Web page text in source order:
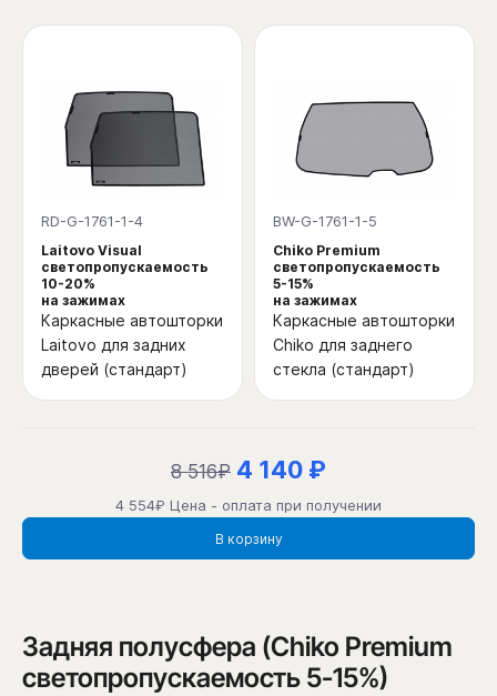
RD-G-1761-1-4
Laitovo Visual
светопропускаемость
10-20%
на зажимах
Каркасные автошторки
Laitovo для задних
дверей (стандарт)
BW-G-1761-1-5
Chiko Premium
светопропускаемость
5-15%
на зажимах
Каркасные автошторки
Chiko для заднего
стекла (стандарт)
8 516₽ 4 140 ₽
4 554₽ Цена - оплата при получении
В корзину
Задняя полусфера (Chiko Premium
светопропускаемость 5-15%)